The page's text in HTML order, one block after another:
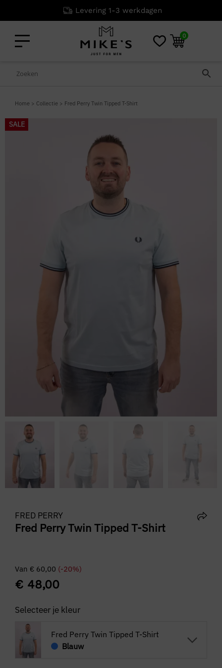
Levering 1-3 werkdagen
0
Home > Collectie > Fred Perry Twin Tipped T-Shirt
SALE
FRED PERRY
Fred Perry Twin Tipped T-Shirt
Van € 60,00 (-20%)
€ 48,00
Selecteer je kleur
Fred Perry Twin Tipped T-Shirt
Blauw